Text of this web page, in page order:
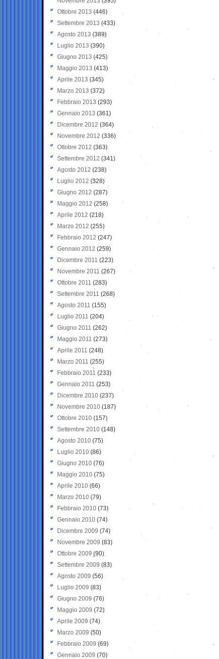
Ottobre 2013 (446)
Settembre 2013 (433)
Agosto 2013 (389)
Luglio 2013 (390)
Giugno 2013 (425)
Maggio 2013 (413)
Aprile 2013 (345)
Marzo 2013 (372)
Febbraio 2013 (293)
Gennaio 2013 (361)
Dicembre 2012 (364)
Novembre 2012 (336)
Ottobre 2012 (363)
Settembre 2012 (341)
Agosto 2012 (238)
Luglio 2012 (328)
Giugno 2012 (287)
Maggio 2012 (258)
Aprile 2012 (218)
Marzo 2012 (255)
Febbraio 2012 (247)
Gennaio 2012 (259)
Dicembre 2011 (223)
Novembre 2011 (267)
Ottobre 2011 (283)
Settembre 2011 (268)
Agosto 2011 (155)
Luglio 2011 (204)
Giugno 2011 (262)
Maggio 2011 (273)
Aprile 2011 (248)
Marzo 2011 (255)
Febbraio 2011 (233)
Gennaio 2011 (253)
Dicembre 2010 (237)
Novembre 2010 (187)
Ottobre 2010 (157)
Settembre 2010 (148)
Agosto 2010 (75)
Luglio 2010 (86)
Giugno 2010 (76)
Maggio 2010 (75)
Aprile 2010 (66)
Marzo 2010 (79)
Febbraio 2010 (73)
Gennaio 2010 (74)
Dicembre 2009 (74)
Novembre 2009 (83)
Ottobre 2009 (90)
Settembre 2009 (83)
Agosto 2009 (56)
Luglio 2009 (83)
Giugno 2009 (76)
Maggio 2009 (72)
Aprile 2009 (74)
Marzo 2009 (50)
Febbraio 2009 (69)
Gennaio 2009 (70)